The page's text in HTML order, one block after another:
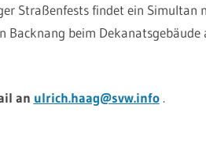
Straßenfests findet ein Simultan
Backnang beim Dekanatsgebäude
an ulrich.haag@svw.info.